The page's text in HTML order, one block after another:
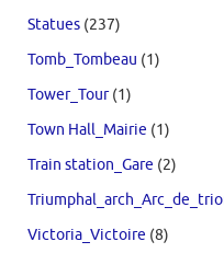
Statues (237)
Tomb_Tombeau (1)
Tower_Tour(1)
Town Hall_Mairie (1)
Train station_Gare (2)
Victoria_Victoire (8)